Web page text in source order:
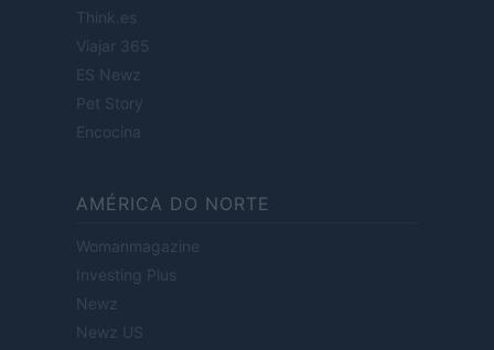
Think.es
Viajar 365
ES Newz
Pet Story
Encocina
AMÉRICA DO NORTE
Womanmagazine
Investing Plus
Newz
Newz US